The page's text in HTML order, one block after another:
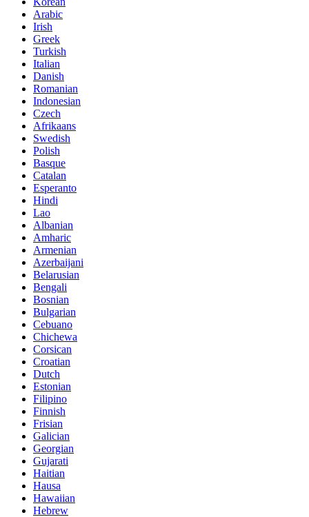
Arabic
Irish
Greek
Turkish
Italian
Danish
Romanian
Indonesian
Czech
Afrikaans
Swedish
Polish
Basque
Catalan
Esperanto
Hindi
Lao
Albanian
Amharic
Armenian
Azerbaijani
Belarusian
Bengali
Bosnian
Bulgarian
Cebuano
Chichewa
Corsican
Croatian
Dutch
Estonian
Filipino
Finnish
Frisian
Galician
Georgian
Gujarati
Haitian
Hausa
Hawaiian
Hebrew